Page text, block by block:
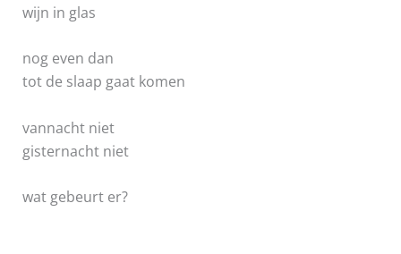
wijn in glas
nog even dan
tot de slaap gaat komen
vannacht niet
gisternacht niet
wat gebeurt er?